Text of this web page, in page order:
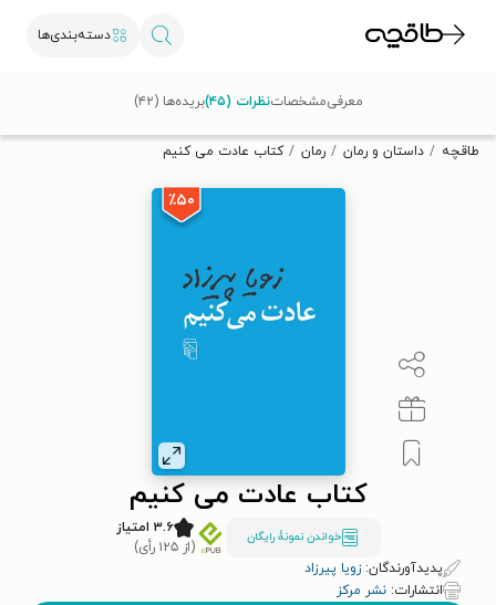
دسته‌بندی‌ها
تخفیف از طاقچه دریافت کن.
طاقچه داستان و رمان رمان کتاب عادت می کنیم
٪۵۰
کتاب عادت می کنیم
خواندن نمونۀ رایگان
۳.۶ امتیاز
(از ۱۲۵ رأی)
پدیدآورندگان: زویا پیرزاد
انتشارات: نشر مرکز
معرفیمشخصاتنظرات (۴۵) بریده‌ها (۴۲)